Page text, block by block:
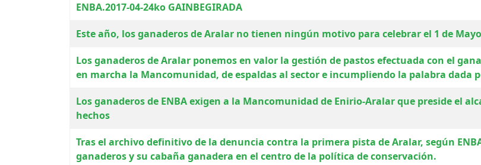
ENBA.2017-04-24ko GAINBEGIRADA
Este año, los ganaderos de Aralar no tienen ningún motivo para celebrar el 1 de Mayo
Los ganaderos de Aralar ponemos en valor la gestión de pastos efectuada con el
en marcha la Mancomunidad, de espaldas al sector e incumpliendo la palabra dada
Los ganaderos de ENBA exigen a la Mancomunidad de Enirio-Aralar que preside el
hechos
Tras el archivo definitivo de la denuncia contra la primera pista de Aralar, según
ganaderos y su cabaña ganadera en el centro de la política de conservación.